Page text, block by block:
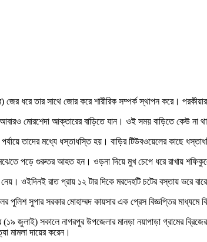
জের ধরে তার সাথে জোর করে শারীরিক সম্পর্ক স্থাপন করে।
মোরশেদা আক্তারের বাড়িতে যান। ওই সময় বাড়িতে কেউ না
তাদের মধ্যে ধস্তাধস্তি হয়। বাড়ির টিউবওয়েলের কাছে
পড়ে গুরুতর আহত হন। ওড়না দিয়ে মুখ চেপে ধরে রাখায়
ওইদিনই রাত প্রায় ১২ টার দিকে মরদেহটি চটের বস্তায় ভরে
পুলিশ সুপার সরকার মোহাম্মদ কায়সার এক প্রেস বিজ্ঞপ্তির মাধ্যমে
(১৯ জুলাই) সকালে নাগরপুর উপজেলার মানড়া নয়াপাড়া গ্রামের
মামলা দায়ের করেন।